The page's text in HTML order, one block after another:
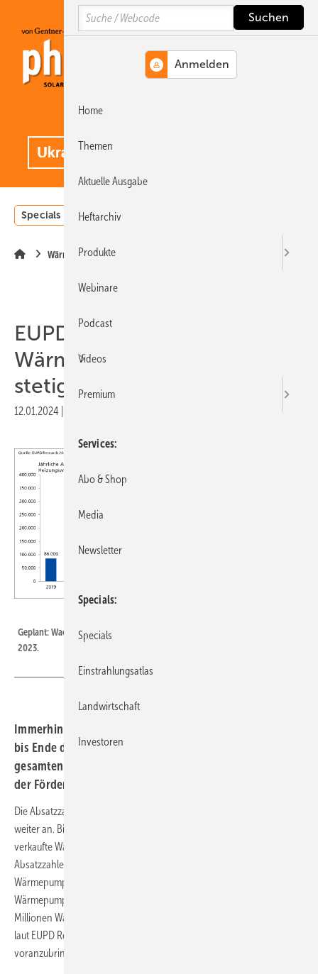
Hauptinhalt
Hauptmenü
SiteSearch
Specials Einstrahlungsatlas
Wärme
EUPD: Die Absatzzahlen von
Wärmepumpen steigen
stetig
12.01.2024
Geplant: Wachstum auf insgesamt sechs Millionen Wärmepumpen im Jahr
2023.
Immerhin: Der Wärmepumpenabsatz in Deutschland ist
bis Ende des dritten Quartals 2023 bereits höher als im
gesamten Vorjahr. Der Absatz der Geräte und die Anzahl
der Förderanträge sollten getrennt betrachtet werden.
Die Absatzzahlen für Wärmepumpen steigen in den letzten Jahren
weiter an. Bis Ende des dritten Quartals 2023 gab es bereits 295.500
verkaufte Wärmepumpen hierzulande. Dies übersteigt die
Absatzzahlen vom Gesamtjahr 2022 mit 236.000 verkauften
Wärmepumpen. Auch einige Energieversorger bieten Kunden bereits
Wärmepumpen an. Bei dem geplanten Wachstum auf insgesamt sechs
Millionen Wärmepumpen im Jahr 2023 besteht für Energieversorger
laut EUPD Research viel Potential, um die Wärmewende
voranzubringen.
Search
Home
Themen
Aktuelle Ausgabe
Heftarchiv
Produkte
Webinare
Podcast
Videos
Premium
Services
Abo & Shop
Media
Newsletter
Specials
Specials
Einstrahlungsatlas
Landwirtschaft
Investoren